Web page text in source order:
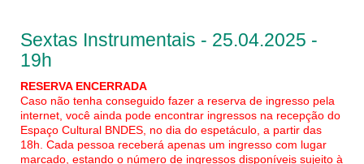
Sextas Instrumentais - 25.04.2025 -
19h
RESERVA ENCERRADA
Caso não tenha conseguido fazer a reserva de ingresso pela
internet, você ainda pode encontrar ingressos na recepção do
Espaço Cultural BNDES, no dia do espetáculo, a partir das
18h. Cada pessoa receberá apenas um ingresso com lugar
marcado, estando o número de ingressos disponíveis sujeito à